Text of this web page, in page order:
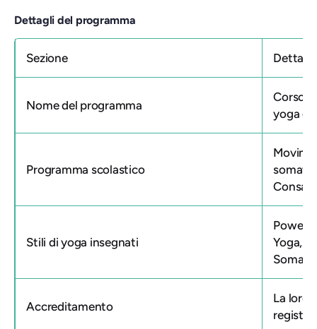
Dettagli del programma
Sezione Dettagli
Nome del programma
Corso
yoga di
Programma scolastico
Stili di yoga insegnati
Power
Yoga,
Accreditamento
La loro